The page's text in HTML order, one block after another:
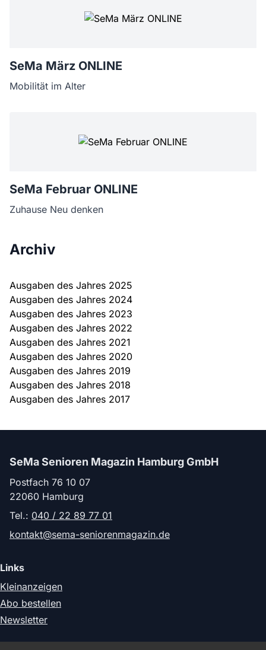
SeMa März ONLINE
Mobilität im Alter
SeMa Februar ONLINE
Zuhause Neu denken
Archiv
Ausgaben des Jahres 2025
Ausgaben des Jahres 2024
Ausgaben des Jahres 2023
Ausgaben des Jahres 2022
Ausgaben des Jahres 2021
Ausgaben des Jahres 2020
Ausgaben des Jahres 2019
Ausgaben des Jahres 2018
Ausgaben des Jahres 2017
SeMa Senioren Magazin Hamburg GmbH
Postfach 76 10 07
22060 Hamburg
Tel.: 040 / 22 89 77 01
kontakt@sema-seniorenmagazin.de
Links
Kleinanzeigen
Abo bestellen
Newsletter